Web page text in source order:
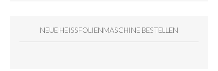
NEUE HEISSFOLIENMASCHINE BESTELLEN